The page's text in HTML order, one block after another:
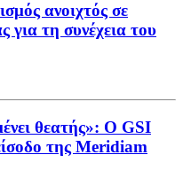
ανοιχτός σε
τη συνέχεια του
θεατής»: Ο GSI
της Meridiam